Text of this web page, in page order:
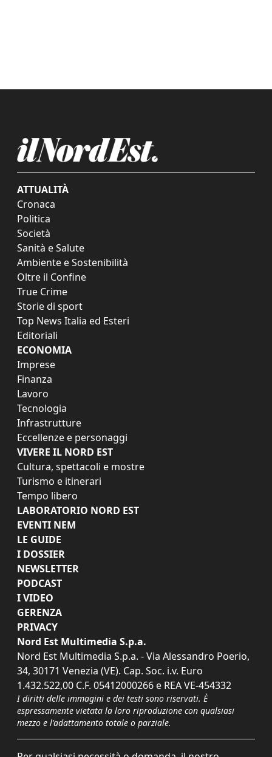
ATTUALITÀ
Cronaca
Politica
Società
Sanità e Salute
Ambiente e Sostenibilità
Oltre il Confine
True Crime
Storie di sport
Top News Italia ed Esteri
Editoriali
ECONOMIA
Imprese
Finanza
Lavoro
Tecnologia
Infrastrutture
Eccellenze e personaggi
VIVERE IL NORD EST
Cultura, spettacoli e mostre
Turismo e itinerari
Tempo libero
LABORATORIO NORD EST
EVENTI NEM
LE GUIDE
I DOSSIER
NEWSLETTER
PODCAST
I VIDEO
GERENZA
PRIVACY
Nord Est Multimedia S.p.a.
Nord Est Multimedia S.p.a. - Via Alessandro Poerio,
34, 30171 Venezia (VE). Cap. Soc. i.v. Euro
1.432.522,00 C.F. 05412000266 e REA VE-454332
I diritti delle immagini e dei testi sono riservati. È
espressamente vietata la loro riproduzione con qualsiasi
mezzo e l'adattamento totale o parziale.